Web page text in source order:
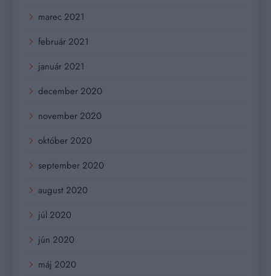
marec 2021
február 2021
január 2021
december 2020
november 2020
október 2020
september 2020
august 2020
júl 2020
jún 2020
máj 2020